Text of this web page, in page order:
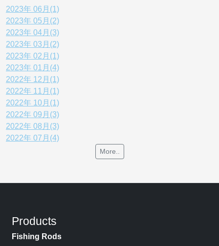
2023年 06月(1)
2023年 05月(2)
2023年 04月(3)
2023年 03月(2)
2023年 02月(1)
2023年 01月(4)
2022年 12月(1)
2022年 11月(1)
2022年 10月(1)
2022年 09月(3)
2022年 08月(3)
2022年 07月(4)
More..
Products
Fishing Rods